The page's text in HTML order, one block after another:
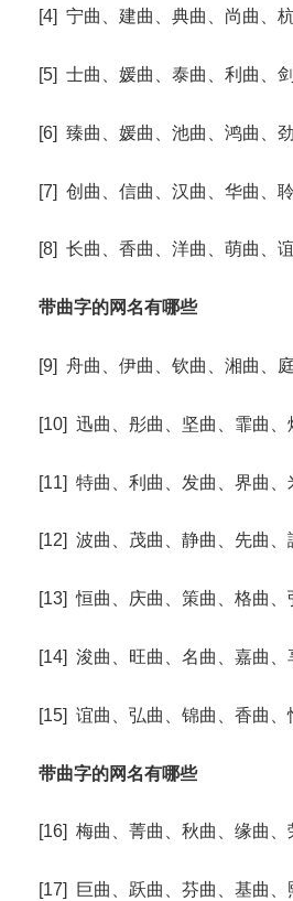
[4] 宁曲、建曲、典曲、尚曲、
[5] 士曲、媛曲、泰曲、利曲、
[6] 臻曲、媛曲、池曲、鸿曲、
[7] 创曲、信曲、汉曲、华曲、
[8] 长曲、香曲、洋曲、萌曲、
带曲字的网名有哪些
[9] 舟曲、伊曲、钦曲、湘曲、
[10] 迅曲、彤曲、坚曲、霏曲、
[11] 特曲、利曲、发曲、界曲、
[12] 波曲、茂曲、静曲、先曲、
[13] 恒曲、庆曲、策曲、格曲、
[14] 浚曲、旺曲、名曲、嘉曲、
[15] 谊曲、弘曲、锦曲、香曲、
带曲字的网名有哪些
[16] 梅曲、菁曲、秋曲、缘曲、
[17] 巨曲、跃曲、芬曲、基曲、